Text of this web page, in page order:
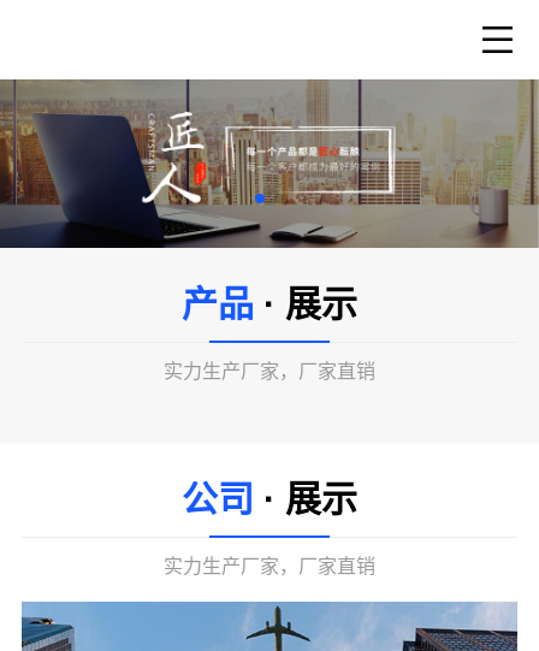
产品 · 展示
实力生产厂家，厂家直销
公司 · 展示
实力生产厂家，厂家直销